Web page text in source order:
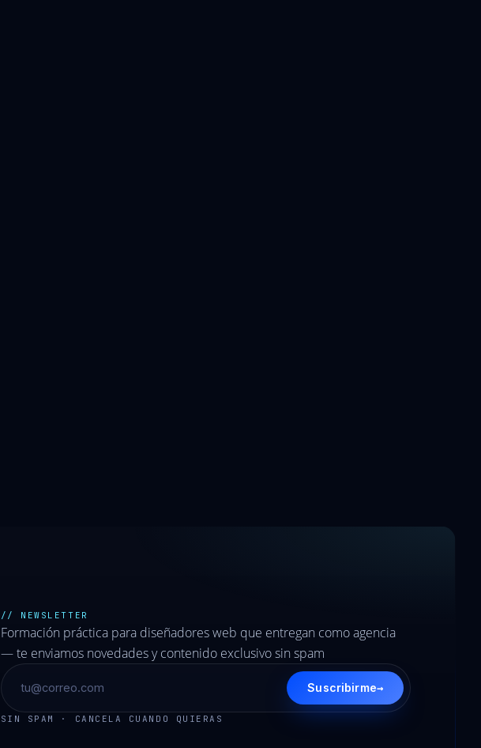
// NEWSLETTER
Formación práctica para diseñadores web que entregan como agencia
— te enviamos novedades y contenido exclusivo sin spam
Suscribirme→
SIN SPAM · CANCELA CUANDO QUIERAS